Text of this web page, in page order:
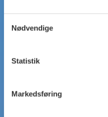
Nødvendige
Statistik
Markedsføring